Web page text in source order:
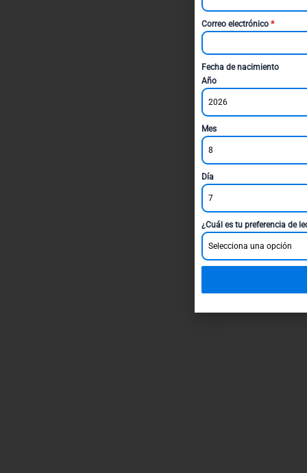
Correo electrónico *
Fecha de nacimiento
Año
2026
Mes
8
Día
7
¿Cuál es tu preferencia de
Selecciona una opción